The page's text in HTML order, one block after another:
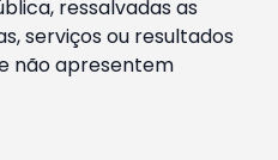
ressalvadas as
serviços ou resultados
não apresentem